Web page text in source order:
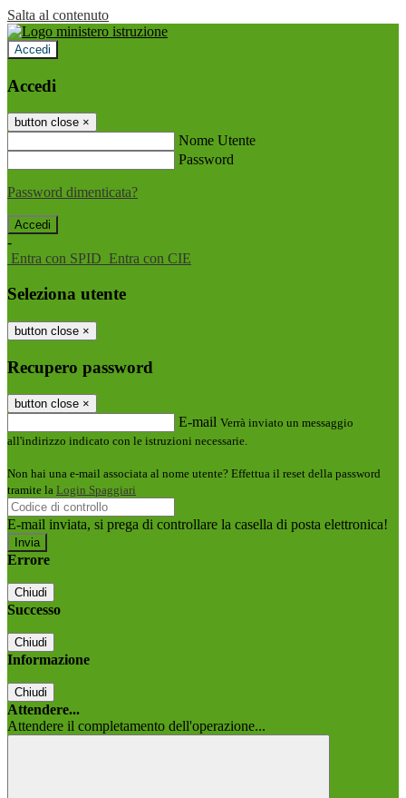
Salta al contenuto
Accedi
Accedi
button close ×
Nome Utente
Password
Password dimenticata?
-
Entra con SPID Entra con CIE
Seleziona utente
button close ×
Recupero password
button close ×
E-mail Verrà inviato un messaggio
all'indirizzo indicato con le istruzioni necessarie.
Non hai una e-mail associata al nome utente? Effettua il reset della password
tramite la Login Spaggiari
E-mail inviata, si prega di controllare la casella di posta elettronica!
Errore
Chiudi
Successo
Chiudi
Informazione
Chiudi
Attendere...
Attendere il completamento dell'operazione...